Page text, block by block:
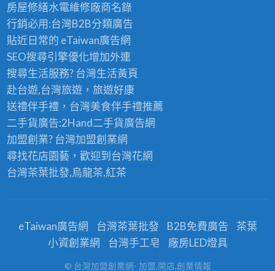
房屋修繕水電維修廠商名錄
行銷必用:台灣B2B分類廣告
貼近日常的 eTaiwan廣告網
SEO搜尋引擎優化增加外連
搜尋生活服務? 台灣生活黃頁
赴台遊,台灣旅遊，旅遊好康
送禮伴手禮，台灣美食伴手禮推薦
二手貨廣告:2Hand二手貨廣告網
加盟創業? 台灣加盟創業網
尋找花店園藝，歡迎到 台灣花網
台灣茶葉批發,烏龍茶,紅茶
eTaiwan廣告網 台灣茶葉批發 B2B免費廣告
茶葉
小資創業網
台灣手工皂 廠房LED燈具
© 台灣加盟創業網- 加盟,開店,創業情報